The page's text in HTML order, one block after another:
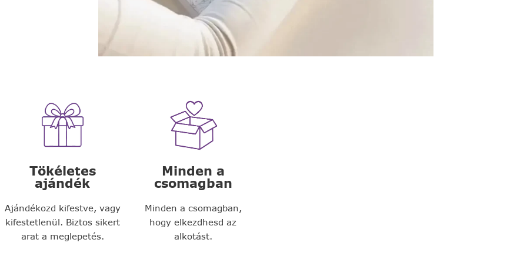
Tökéletes
ajándék
Ajándékozd kifestve, vagy
kifestetlenül. Biztos sikert
arat a meglepetés.
Minden a
csomagban
Minden a csomagban,
hogy elkezdhesd az
alkotást.